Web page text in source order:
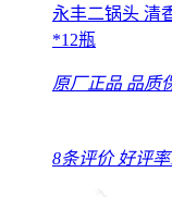
永丰二锅头 清
*12瓶
原厂正品 品质
8条评价 好评